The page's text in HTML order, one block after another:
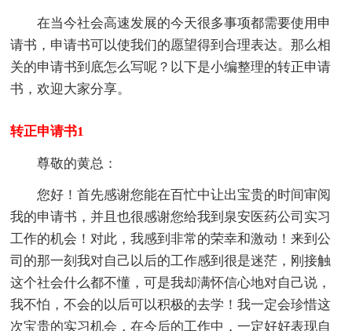
在当今社会高速发展的今天很多事项都需要使用申
请书，申请书可以使我们的愿望得到合理表达。那么相
关的申请书到底怎么写呢？以下是小编整理的转正申请
书，欢迎大家分享。
转正申请书1
尊敬的黄总：
您好！首先感谢您能在百忙中让出宝贵的时间审阅
我的申请书，并且也很感谢您给我到泉安医药公司实习
工作的机会！对此，我感到非常的荣幸和激动！来到公
司的那一刻我对自己以后的工作感到很是迷茫，刚接触
这个社会什么都不懂，可是我却满怀信心地对自己说，
我不怕，不会的以后可以积极的去学！我一定会珍惜这
次宝贵的实习机会，在今后的工作中，一定好好表现自